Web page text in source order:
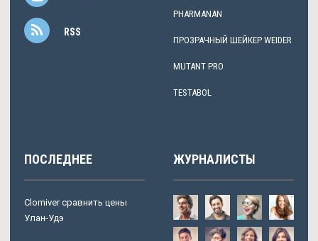
RSS
PHARMANAN
ПРОЗРАЧНЫЙ ШЕЙКЕР WEIDER
MUTANT PRO
TESTABOL
ПОСЛЕДНЕЕ
Clomiver сравнить цены
Улан-Удэ
ЖУРНАЛИСТЫ